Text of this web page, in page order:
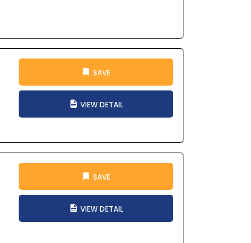
SAVE
VIEW DETAIL
SAVE
VIEW DETAIL